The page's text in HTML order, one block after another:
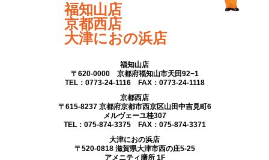
福知山店
京都西店
大津におの浜店
福知山店
〒620-0000 京都府福知山市天田92−1
TEL：0773-24-1116 FAX：0773-24-1118
京都西店
〒615-8237 京都府京都市西京区山田中吉見町6
メルヴェーユ桂307
TEL：075-874-3375 FAX：075-874-3371
大津におの浜店
〒520-0818 滋賀県大津市西の庄5-25
アメニティ膳所 1F